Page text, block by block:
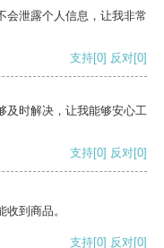
会泄露个人信息，让我非常
支持[0] 反对[0]
及时解决，让我能够安心工
支持[0] 反对[0]
到商品。
支持[0] 反对[0]